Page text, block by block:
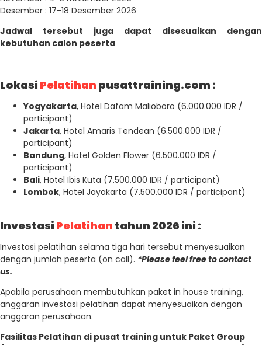
Desember : 17-18 Desember 2026
Jadwal tersebut juga dapat disesuaikan dengan
kebutuhan calon peserta
Lokasi Pelatihan pusattraining.com :
Yogyakarta, Hotel Dafam Malioboro (6.000.000 IDR /
participant)
Jakarta, Hotel Amaris Tendean (6.500.000 IDR /
participant)
Bandung, Hotel Golden Flower (6.500.000 IDR /
participant)
Bali, Hotel Ibis Kuta (7.500.000 IDR / participant)
Lombok, Hotel Jayakarta (7.500.000 IDR / participant)
Investasi Pelatihan tahun 2026 ini :
Investasi pelatihan selama tiga hari tersebut menyesuaikan
dengan jumlah peserta (on call). *Please feel free to contact
us.
Apabila perusahaan membutuhkan paket in house training,
anggaran investasi pelatihan dapat menyesuaikan dengan
anggaran perusahaan.
Fasilitas Pelatihan di pusat training untuk Paket Group